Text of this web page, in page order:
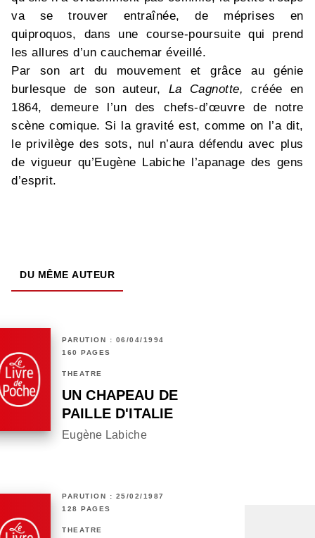
va se trouver entraînée, de méprises en
quiproquos, dans une course-poursuite qui prend
les allures d’un cauchemar éveillé.
Par son art du mouvement et grâce au génie
burlesque de son auteur, La Cagnotte,
créée en
1864, demeure l’un des chefs-d’œuvre de notre
scène comique. Si la gravité est, comme on l’a dit,
le privilège des sots, nul n’aura défendu avec plus
de vigueur qu’Eugène Labiche l’apanage des gens
d’esprit.
DU MÊME AUTEUR
PARUTION : 06/04/1994
160 PAGES
THÉÂTRE
UN CHAPEAU DE
PAILLE D'ITALIE
Eugène Labiche
PARUTION : 25/02/1987
128 PAGES
THÉÂTRE